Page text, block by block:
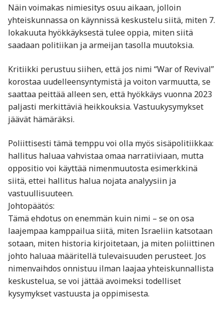
Näin voimakas nimiesitys osuu aikaan, jolloin
yhteiskunnassa on käynnissä keskustelu siitä, miten 7.
lokakuuta hyökkäyksestä tulee oppia, miten siitä
saadaan politiikan ja armeijan tasolla muutoksia.
Kritiikki perustuu siihen, että jos nimi “War of Revival”
korostaa uudelleensyntymistä ja voiton varmuutta, se
saattaa peittää alleen sen, että hyökkäys vuonna 2023
paljasti merkittäviä heikkouksia. Vastuu­kysymykset
jäävät hämäräksi.
Poliittisesti tämä temppu voi olla myös sisäpolitiikkaa:
hallitus haluaa vahvistaa omaa narratiiviaan, mutta
oppositio voi käyttää nimenmuutosta esimerkkinä
siitä, ettei hallitus halua nojata analyysiin ja
vastuullisuuteen.
Johtopäätös:
Tämä ehdotus on enemmän kuin nimi – se on osa
laajempaa kamppailua siitä, miten Israeliin katsotaan
sotaan, miten historia kirjoitetaan, ja miten poliittinen
johto haluaa määritellä tulevaisuuden perusteet. Jos
nimenvaihdos onnistuu ilman laajaa yhteiskunnallista
keskustelua, se voi jättää avoimeksi todelliset
kysymykset vastuusta ja oppimisesta.